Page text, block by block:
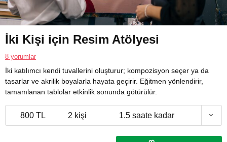
İki Kişi için Resim Atölyesi
8 yorumlar
İki katılımcı kendi tuvallerini oluşturur; kompozisyon seçer ya da
tasarlar ve akrilik boyalarla hayata geçirir. Eğitmen yönlendirir,
tamamlanan tablolar etkinlik sonunda götürülür.
800 TL 2 kişi 1.5 saate kadar